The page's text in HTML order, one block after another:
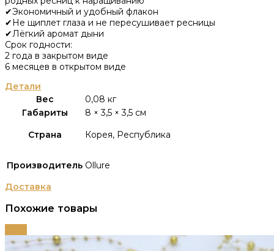
✔Экономичный и удобный флакон
✔Не щиплет глаза и не пересушивает ресницы
✔Лёгкий аромат дыни
Срок годности:
2 года в закрытом виде
6 месяцев в открытом виде
Детали
Вес
0,08 кг
Габариты
8 × 3,5 × 3,5 см
Страна
Корея, Республика
Производитель Ollure
Доставка
Похожие товары